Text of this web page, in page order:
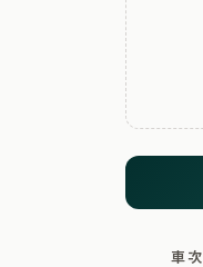
車次